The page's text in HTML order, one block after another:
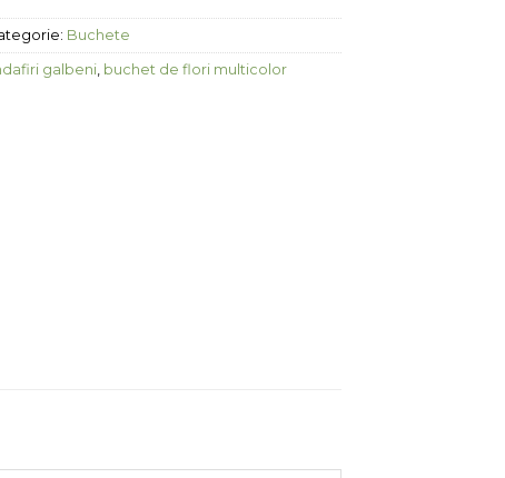
Buchete
galbeni, buchet de flori multicolor